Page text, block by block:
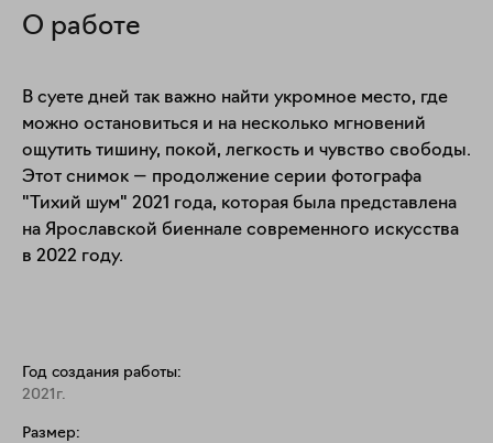
О работе
В суете дней так важно найти укромное место, где
можно остановиться и на несколько мгновений
ощутить тишину, покой, легкость и чувство свободы.
Этот снимок — продолжение серии фотографа
"Тихий шум" 2021 года, которая была представлена
на Ярославской биеннале современного искусства
в 2022 году.
Год создания работы:
2021г.
Размер: